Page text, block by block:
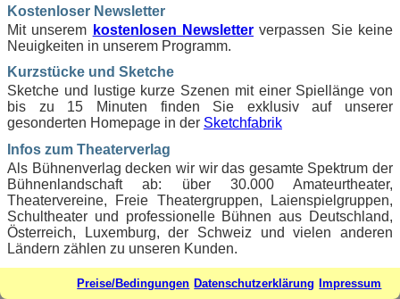
Preise/Bedingungen Datenschutzerklärung Impressum
Kostenloser Newsletter
Mit unserem kostenlosen Newsletter verpassen Sie keine
Neuigkeiten in unserem Programm.
Kurzstücke und Sketche
Sketche und lustige kurze Szenen mit einer Spiellänge von
bis zu 15 Minuten finden Sie exklusiv auf unserer
gesonderten Homepage in der Sketchfabrik
Infos zum Theaterverlag
Als Bühnenverlag decken wir wir das gesamte Spektrum der
Bühnenlandschaft ab: über 30.000 Amateurtheater,
Theatervereine, Freie Theatergruppen, Laienspielgruppen,
Schultheater und professionelle Bühnen aus Deutschland,
Österreich, Luxemburg, der Schweiz und vielen anderen
Ländern zählen zu unseren Kunden.
Lustspiele, Krimis, Krimikomödien, Weihnachtsstücke,